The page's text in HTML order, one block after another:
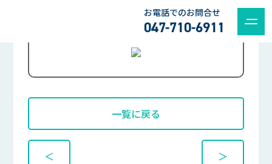
お電話でのお問合せ
047-710-6911
一覧に戻る
＜ ＞